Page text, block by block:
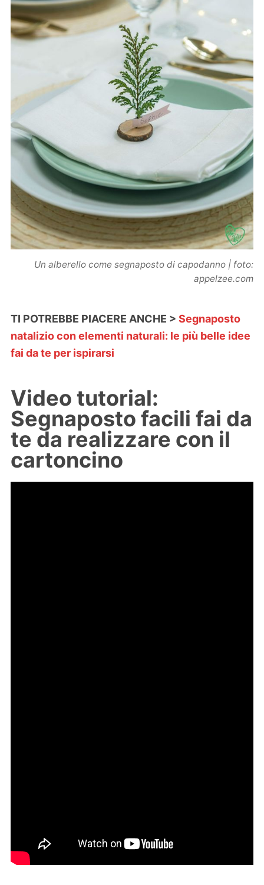
Un alberello come segnaposto di capodanno | foto:
appelzee.com
TI POTREBBE PIACERE ANCHE > Segnaposto
natalizio con elementi naturali: le più belle idee
fai da te per ispirarsi
Video tutorial:
Segnaposto facili fai da
te da realizzare con il
cartoncino